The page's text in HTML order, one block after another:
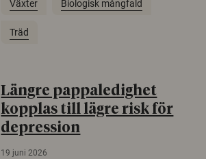
Växter Biologisk mångfald
Träd
Längre pappaledighet
kopplas till lägre risk för
depression
19 juni 2026